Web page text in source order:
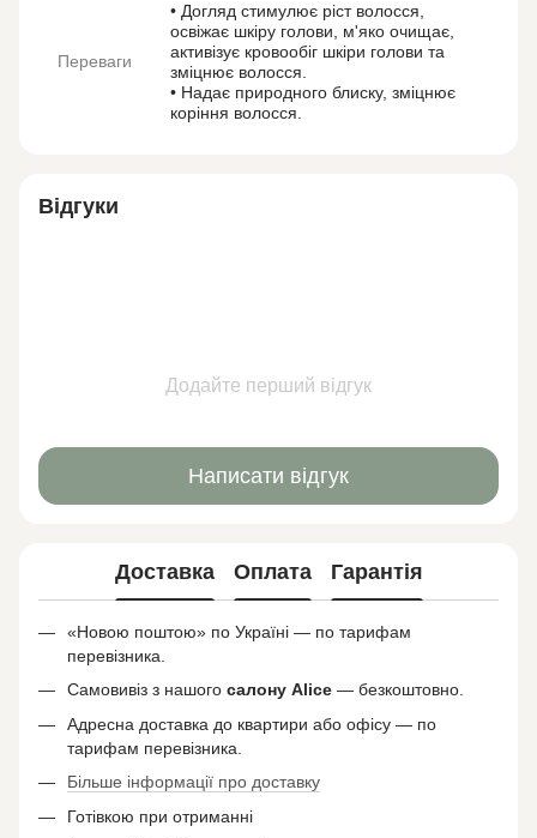
Переваги
• Догляд стимулює ріст волосся,
освіжає шкіру голови, м'яко очищає,
активізує кровообіг шкіри голови та
зміцнює волосся.
• Надає природного блиску, зміцнює
коріння волосся.
Відгуки
Додайте перший відгук
Написати відгук
Доставка Оплата Гарантія
«Новою поштою» по Україні — по тарифам
перевізника.
Самовивіз з нашого салону Alice — безкоштовно.
Адресна доставка до квартири або офісу — по
тарифам перевізника.
Більше інформації про доставку
Готівкою при отриманні